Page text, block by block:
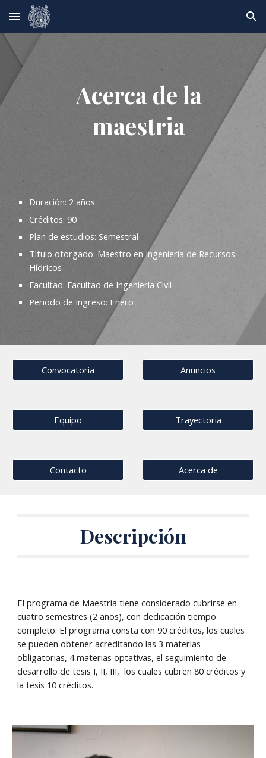
Skip to main content Skip to navigation
Acerca de la
maestria
Duración: 2 años
Créditos: 90
Plan de estudios: Semestral
Titulo otorgado: Maestro en Ingeniería de Recursos
Hídricos
Facultad: Facultad de Ingeniería Civil
Periodo de Ingreso: Enero
Convocatoria Anuncios
Equipo Trayectoria
Contacto Acerca de
Descripción
El programa de Maestría tiene considerado cubrirse en
cuatro semestres (2 años), con dedicación tiempo
completo. El programa consta con 90 créditos, los cuales
se pueden obtener acreditando las 3 materias
obligatorias, 4 materias optativas, el seguimiento de
desarrollo de tesis I, II, III, los cuales cubren 80 créditos y
la tesis 10 créditos.